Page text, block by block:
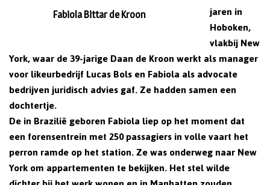
Fabiola Bittar de Kroon
jaren in
Hoboken,
vlakbij New
York, waar de 39-jarige Daan de Kroon werkt als manager
voor likeurbedrijf Lucas Bols en Fabiola als advocate
bedrijven juridisch advies gaf. Ze hadden samen een
dochtertje.
De in Brazilië geboren Fabiola liep op het moment dat
een forensentrein met 250 passagiers in volle vaart het
perron ramde op het station. Ze was onderweg naar New
York om appartementen te bekijken. Het stel wilde